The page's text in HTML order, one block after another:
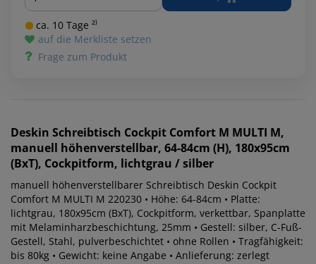
ca. 10 Tage ²⁾
auf die Merkliste setzen
Frage zum Produkt
Deskin Schreibtisch Cockpit Comfort M MULTI M,
manuell höhenverstellbar, 64-84cm (H), 180x95cm
(BxT), Cockpitform, lichtgrau / silber
manuell höhenverstellbarer Schreibtisch Deskin Cockpit
Comfort M MULTI M 220230 • Höhe: 64-84cm • Platte:
lichtgrau, 180x95cm (BxT), Cockpitform, verkettbar, Spanplatte
mit Melaminharzbeschichtung, 25mm • Gestell: silber, C-Fuß-
Gestell, Stahl, pulverbeschichtet • ohne Rollen • Tragfähigkeit:
bis 80kg • Gewicht: keine Angabe • Anlieferung: zerlegt